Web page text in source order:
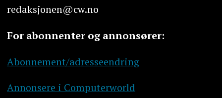
redaksjonen@cw.no
For abonnenter og annonsører:
Abonnement/adresseendring
Annonsere i Computerworld